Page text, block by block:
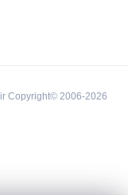
Copyright© 2006-2026